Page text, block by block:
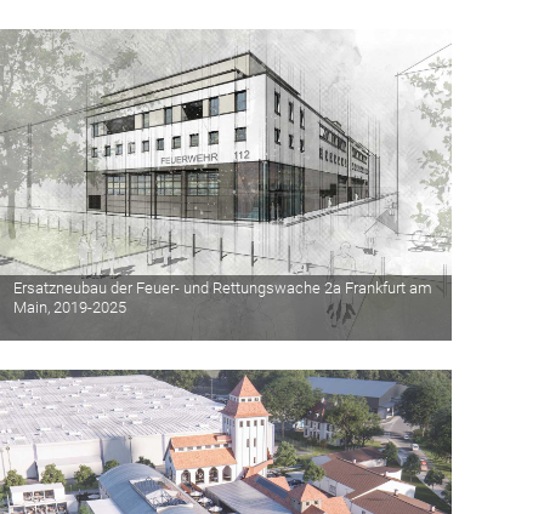
Ersatzneubau der Feuer- und Rettungswache 2a Frankfurt am
Main, 2019-2025